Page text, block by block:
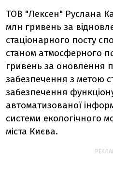
ТОВ "Лексен" Руслана
млн гривень за
стаціонарного посту
станом атмосферного
гривень за оновлення
забезпечення з метою
забезпечення
автоматизованої
системи екологічного
міста Києва.